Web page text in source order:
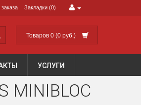
Закладки (0)
Товаров 0 (0 руб.)
УСЛУГИ